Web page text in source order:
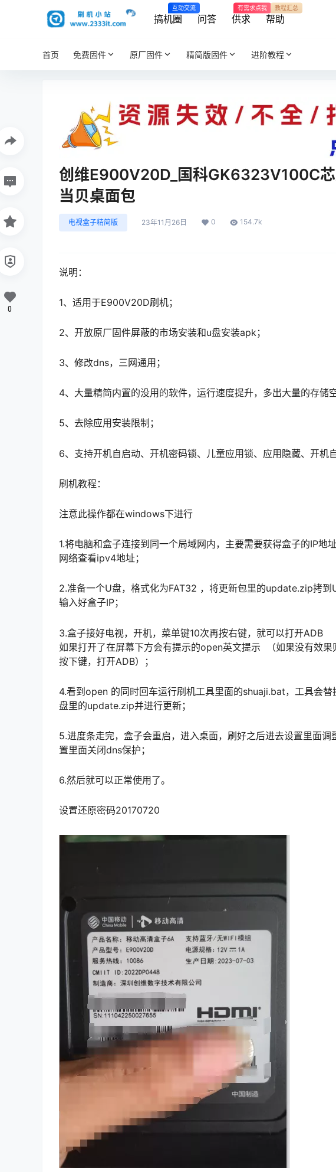
搞机圈
互动交流
问答 供求
有需求点我
帮助
教程汇总
首页 免费固件 原厂固件 精简版固件 进阶教程
创维E900V20D_国科GK6323V100C
当贝桌面包
电视盒子精简版 23年11月26日 0 154.7k
说明：
1、适用于E900V20D刷机；
2、开放原厂固件屏蔽的市场安装和u盘安装apk；
3、修改dns，三网通用；
4、大量精简内置的没用的软件，运行速度提升，多出大量的存储空
5、去除应用安装限制；
6、支持开机自启动、开机密码锁、儿童应用锁、应用隐藏、开机
刷机教程：
注意此操作都在windows下进行
1.将电脑和盒子连接到同一个局域网内，主要需要获得盒子的IP地
网络查看ipv4地址；
2.准备一个U盘，格式化为FAT32 ，将更新包里的update.zip拷到
输入好盒子IP；
3.盒子接好电视，开机，菜单键10次再按右键，就可以打开ADB
如果打开了在屏幕下方会有提示的open英文提示 （如果没有效
按下键，打开ADB）；
4.看到open 的同时回车运行刷机工具里面的shuaji.bat，工具会
盘里的update.zip并进行更新；
5.进度条走完，盒子会重启，进入桌面，刷好之后进去设置里面
置里面关闭dns保护；
6.然后就可以正常使用了。
设置还原密码20170720
0